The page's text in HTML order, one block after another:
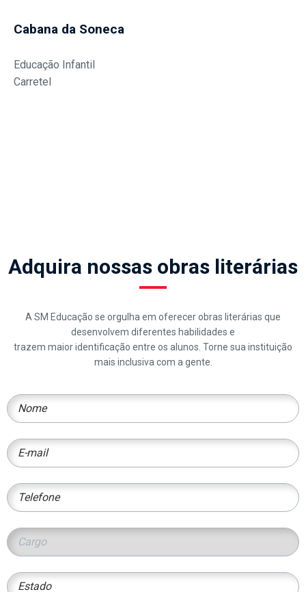
Cabana da Soneca
Educação Infantil
Carretel
Adquira nossas obras literárias
A SM Educação se orgulha em oferecer obras literárias que
desenvolvem diferentes habilidades e
trazem maior identificação entre os alunos. Torne sua instituição
mais inclusiva com a gente.